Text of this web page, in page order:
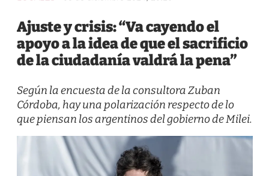
Ajuste y crisis: “Va cayendo el
apoyo a la idea de que el sacrificio
de la ciudadanía valdrá la pena”
Según la encuesta de la consultora Zuban
Córdoba, hay una polarización respecto de lo
que piensan los argentinos del gobierno de Milei.